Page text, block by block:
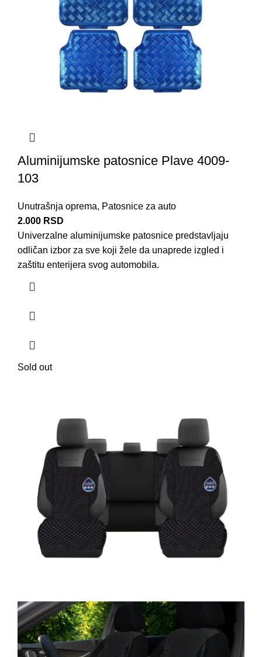
Aluminijumske patosnice Plave 4009-
103
Unutrašnja oprema, Patosnice za auto
2.000 RSD
Univerzalne aluminijumske patosnice predstavljaju
odličan izbor za sve koji žele da unaprede izgled i
zaštitu enterijera svog automobila.
Sold out